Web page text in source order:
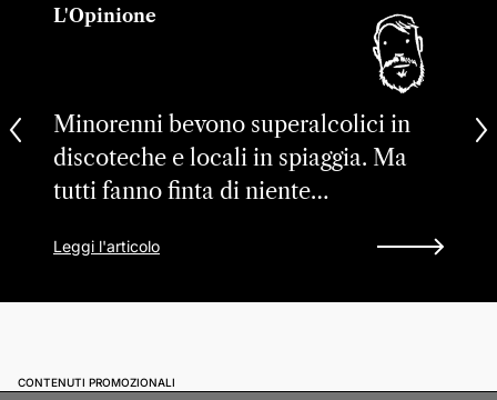
L'Opinione
Minorenni bevono superalcolici in
discoteche e locali in spiaggia. Ma
tutti fanno finta di niente…
Leggi l'articolo
CONTENUTI PROMOZIONALI